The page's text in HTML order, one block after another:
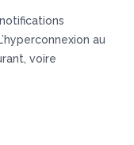
au
voire